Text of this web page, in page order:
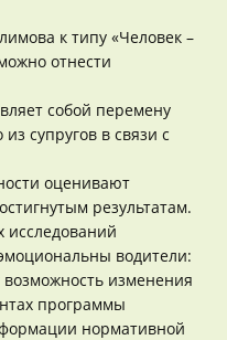
к типу «Человек –
отнести
собой перемену
супругов в связи с
оценивают
результатам.
исследований
водители:
изменения
программы
нормативной